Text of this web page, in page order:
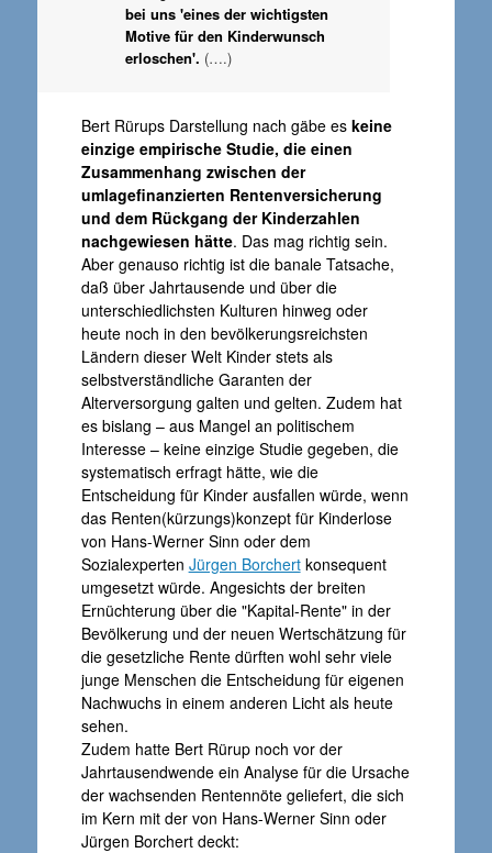
bei uns 'eines der wichtigsten
Motive für den Kinderwunsch
erloschen'. (….)
Bert Rürups Darstellung nach gäbe es keine
einzige empirische Studie, die einen
Zusammenhang zwischen der
umlagefinanzierten Rentenversicherung
und dem Rückgang der Kinderzahlen
nachgewiesen hätte. Das mag richtig sein.
Aber genauso richtig ist die banale Tatsache,
daß über Jahrtausende und über die
unterschiedlichsten Kulturen hinweg oder
heute noch in den bevölkerungsreichsten
Ländern dieser Welt Kinder stets als
selbstverständliche Garanten der
Alterversorgung galten und gelten. Zudem hat
es bislang – aus Mangel an politischem
Interesse – keine einzige Studie gegeben, die
systematisch erfragt hätte, wie die
Entscheidung für Kinder ausfallen würde, wenn
das Renten(kürzungs)konzept für Kinderlose
von Hans-Werner Sinn oder dem
Sozialexperten Jürgen Borchertkonsequent
umgesetzt würde. Angesichts der breiten
Ernüchterung über die "Kapital-Rente" in der
Bevölkerung und der neuen Wertschätzung für
die gesetzliche Rente dürften wohl sehr viele
junge Menschen die Entscheidung für eigenen
Nachwuchs in einem anderen Licht als heute
sehen.
Zudem hatte Bert Rürup noch vor der
Jahrtausendwende ein Analyse für die Ursache
der wachsenden Rentennöte geliefert, die sich
im Kern mit der von Hans-Werner Sinn oder
Jürgen Borchert deckt: